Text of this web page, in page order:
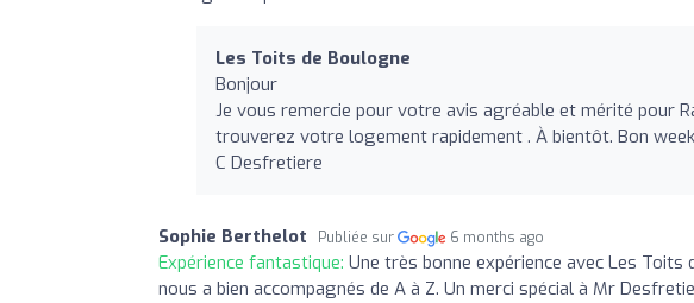
Les Toits de Boulogne
Bonjour
Je vous remercie pour votre avis agréable et mérité pour
trouverez votre logement rapidement . À bientôt. Bon
C Desfretiere
Sophie Berthelot Publiée sur 6 months ago
Expérience fantastique: Une très bonne expérience avec Les Toits
nous a bien accompagnés de A à Z. Un merci spécial à Mr